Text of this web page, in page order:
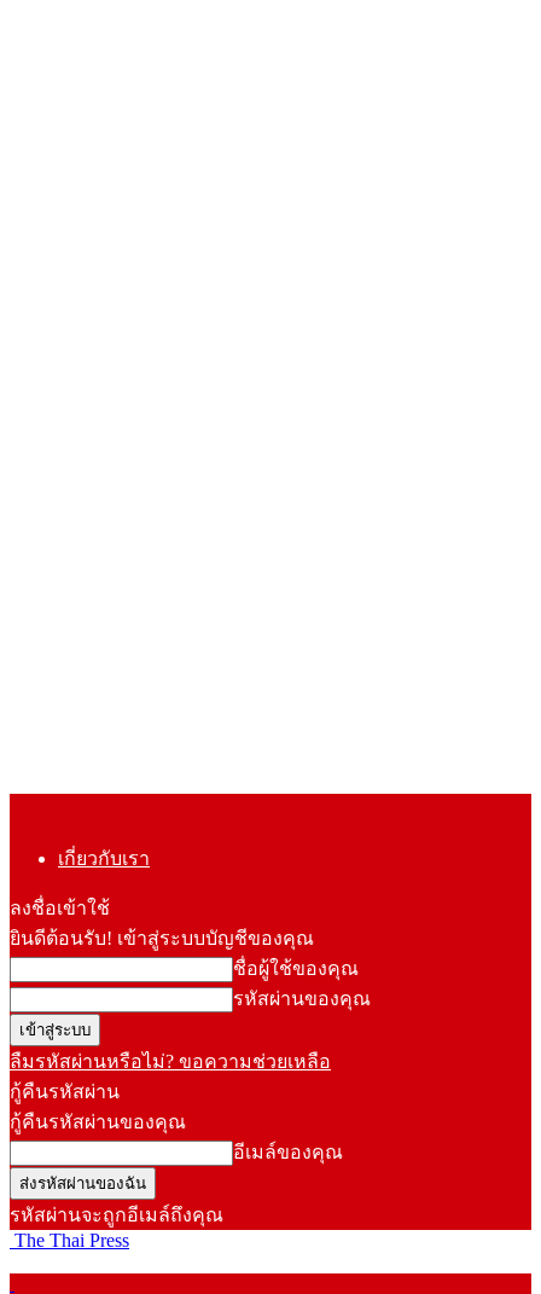
เกี่ยวกับเรา
ลงชื่อเข้าใช้
ยินดีต้อนรับ! เข้าสู่ระบบบัญชีของคุณ
ชื่อผู้ใช้ของคุณ
รหัสผ่านของคุณ
ลืมรหัสผ่านหรือไม่? ขอความช่วยเหลือ
กู้คืนรหัสผ่าน
กู้คืนรหัสผ่านของคุณ
อีเมล์ของคุณ
รหัสผ่านจะถูกอีเมล์ถึงคุณ
The Thai Press